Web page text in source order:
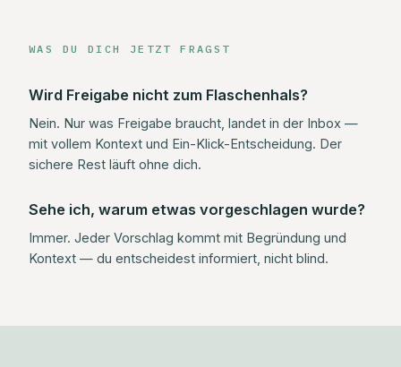
WAS DU DICH JETZT FRAGST
Wird Freigabe nicht zum Flaschenhals?
Nein. Nur was Freigabe braucht, landet in der Inbox —
mit vollem Kontext und Ein-Klick-Entscheidung. Der
sichere Rest läuft ohne dich.
Sehe ich, warum etwas vorgeschlagen wurde?
Immer. Jeder Vorschlag kommt mit Begründung und
Kontext — du entscheidest informiert, nicht blind.